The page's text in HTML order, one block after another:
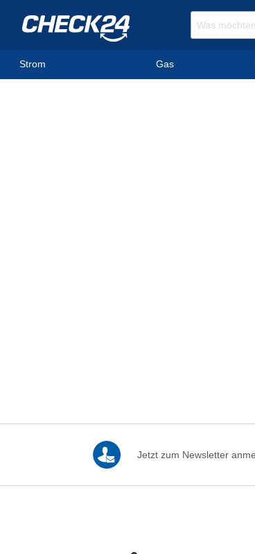
Strom Gas
Jetzt zum Newsletter